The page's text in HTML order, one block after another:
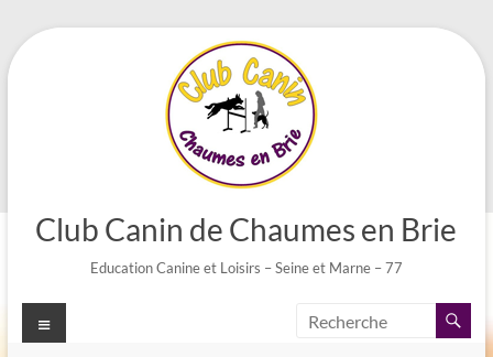
Aller
au
Club Canin de Chaumes en Brie
Education Canine et Loisirs – Seine et Marne – 77
Menu